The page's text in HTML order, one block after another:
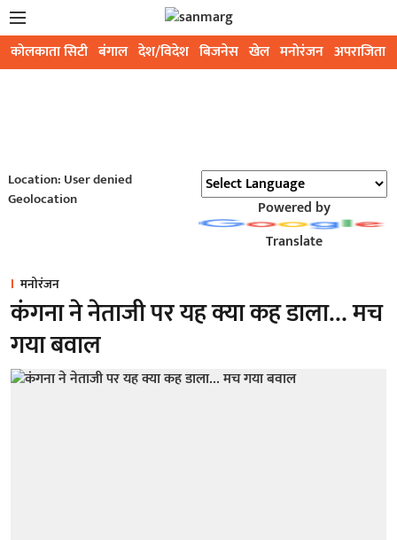
कोलकाता सिटी बंगाल देश/विदेश बिजनेस खेल मनोरंजन अपराजिता
Location: User denied
Geolocation
Powered by
Translate
मनोरंजन
कंगना ने नेताजी पर यह क्या कह डाला… मच
गया बवाल